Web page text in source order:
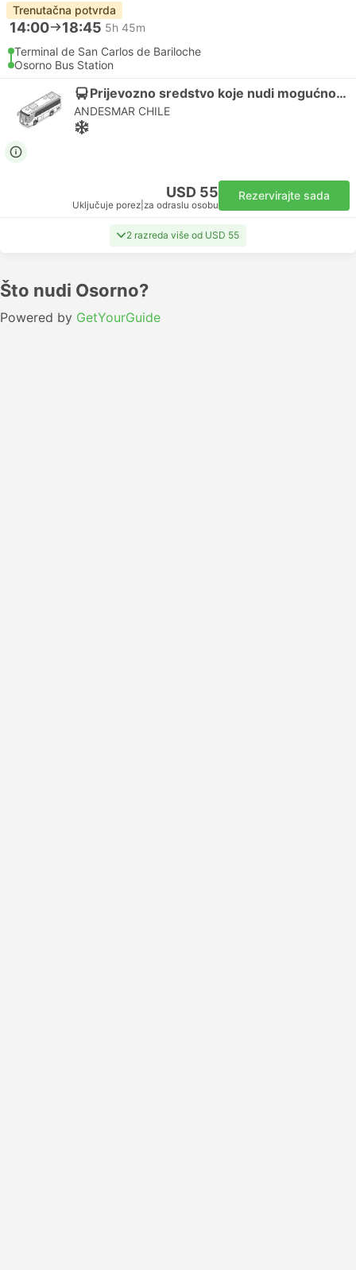
Trenutačna potvrda
14:00 18:45 5h 45m
Terminal de San Carlos de Bariloche
Osorno Bus Station
Prijevozno sredstvo koje nudi mogućnost spavanja | Autobus
ANDESMAR CHILE
USD 55
Uključuje porez za odraslu osobu
Rezervirajte sada
2 razreda više od USD 55
Što nudi Osorno?
Powered by GetYourGuide